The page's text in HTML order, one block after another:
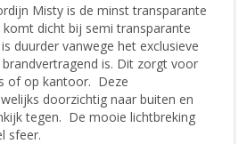
Misty is de minst transparante
dicht bij semi transparante
duurder vanwege het exclusieve
brandvertragend is. Dit zorgt voor
of op kantoor. Deze
doorzichtig naar buiten en
tegen. De mooie lichtbreking
sfeer.